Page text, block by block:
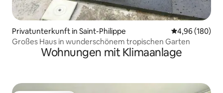
Privatunterkunft in Saint-Philippe
4,96 (180)
Großes Haus in wunderschönem tropischen Garten
Wohnungen mit Klimaanlage